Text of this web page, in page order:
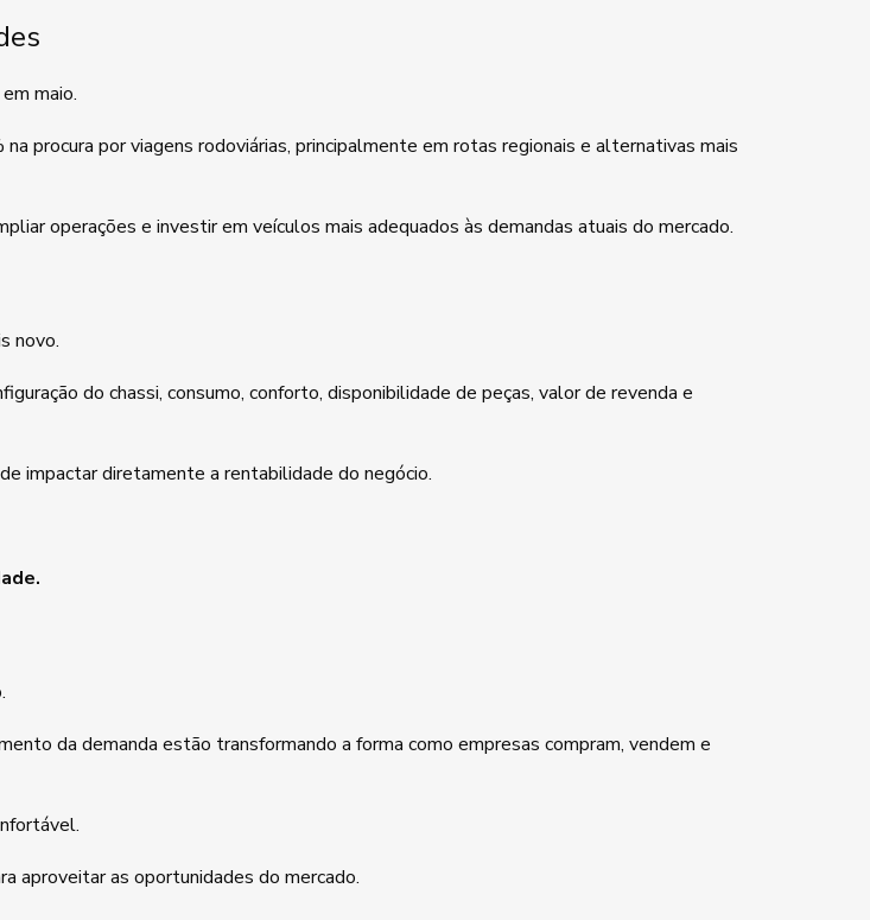
maio.
procura por viagens rodoviárias, principalmente em rotas regionais e alternativas mais
operações e investir em veículos mais adequados às demandas atuais do mercado.
novo.
do chassi, consumo, conforto, disponibilidade de peças, valor de revenda e
impactar diretamente a rentabilidade do negócio.
da demanda estão transformando a forma como empresas compram, vendem e
aproveitar as oportunidades do mercado.